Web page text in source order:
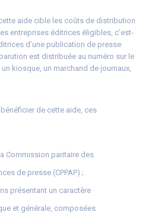
aide cible les coûts de distribution
entreprises éditrices éligibles, c’est-
d’une publication de presse
est distribuée au numéro sur le
kiosque, un marchand de journaux,
de cette aide, ces
Commission paritaire des
de presse (CPPAP) ;
présentant un caractère
et générale, composées